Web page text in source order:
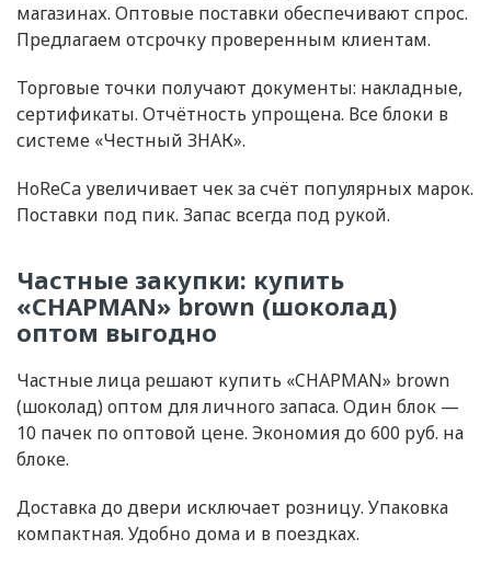
магазинах. Оптовые поставки обеспечивают спрос.
Предлагаем отсрочку проверенным клиентам.
Торговые точки получают документы: накладные,
сертификаты. Отчётность упрощена. Все блоки в
системе «Честный ЗНАК».
HoReCa увеличивает чек за счёт популярных марок.
Поставки под пик. Запас всегда под рукой.
Частные закупки: купить
«CHAPMAN» brown (шоколад)
оптом выгодно
Частные лица решают купить «CHAPMAN» brown
(шоколад) оптом для личного запаса. Один блок —
10 пачек по оптовой цене. Экономия до 600 руб. на
блоке.
Доставка до двери исключает розницу. Упаковка
компактная. Удобно дома и в поездках.